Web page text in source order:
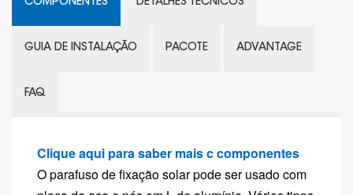
GUIA DE INSTALAÇÃO PACOTE ADVANTAGE
FAQ
Clique aqui para saber mais ccomponentes
O parafuso de fixação solar pode ser usado com